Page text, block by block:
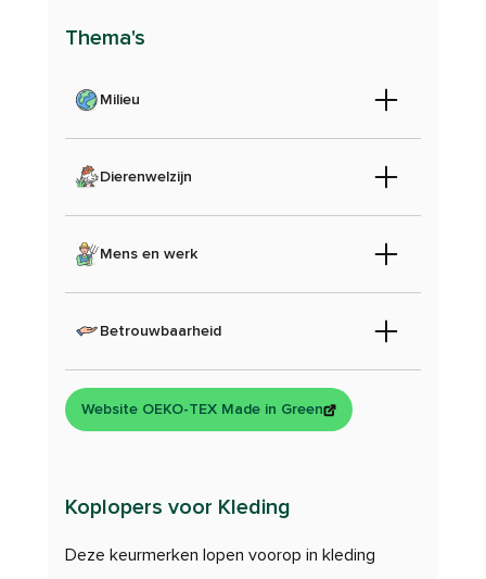
Thema's
Milieu
Dierenwelzijn
Mens en werk
Betrouwbaarheid
Website OEKO-TEX Made in Green
Koplopers voor Kleding
Deze keurmerken lopen voorop in kleding